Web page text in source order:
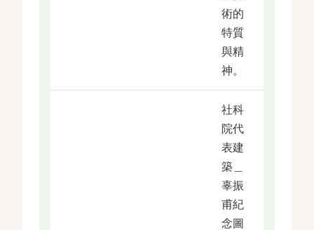
術的
特質
與精
神。
社科
院代
表建
築＿
辜振
甫紀
念圖